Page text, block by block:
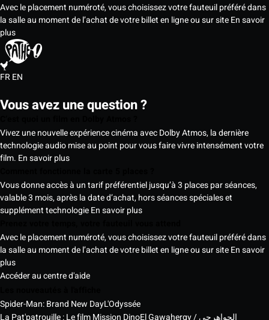
Avec le placement numéroté, vous choisissez votre fauteuil préféré dans
la salle au moment de l’achat de votre billet en ligne ou sur siteEn savoir
plus
FREN
Vous avez une question ?
Vivez une nouvelle expérience cinéma avec Dolby Atmos, la dernière
technologie audio mise au point pour vous faire vivre intensément votre
film. En savoir plus
Vous donne accès à un tarif préférentiel jusqu’à 3 places par séances,
valable 3 mois, après la date d’achat, hors séances spéciales et
supplément technologieEn savoir plus
Avec le placement numéroté, vous choisissez votre fauteuil préféré dans
la salle au moment de l’achat de votre billet en ligne ou sur siteEn savoir
plus
Accéder au centre d'aide
Spider-Man: Brand New DayL'Odyssée
La Pat'patrouille : Le film Mission Dino
El Gawahergy / الجواهرجي